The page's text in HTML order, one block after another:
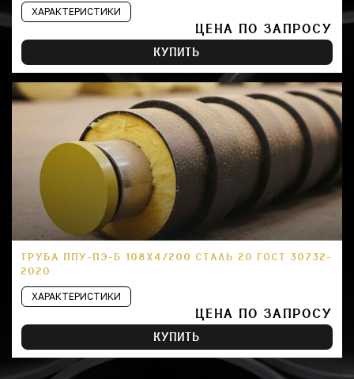
ХАРАКТЕРИСТИКИ
ЦЕНА ПО ЗАПРОСУ
КУПИТЬ
ТРУБА ППУ-ПЭ-Б 108Х4/200 СТАЛЬ 20 ГОСТ 30732-
2020
ХАРАКТЕРИСТИКИ
ЦЕНА ПО ЗАПРОСУ
КУПИТЬ